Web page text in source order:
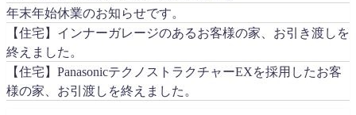
年末年始休業のお知らせです。
【住宅】インナーガレージのあるお客様の家、お引き渡しを
終えました。
【住宅】PanasonicテクノストラクチャーEXを採用したお客
様の家、お引渡しを終えました。